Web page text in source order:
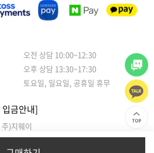
오전 상담 10:00~12:30
오후 상담 13:30~17:30
토요일, 일요일, 공휴일 휴무
금안내]
)지웨이
식회사 지웨이